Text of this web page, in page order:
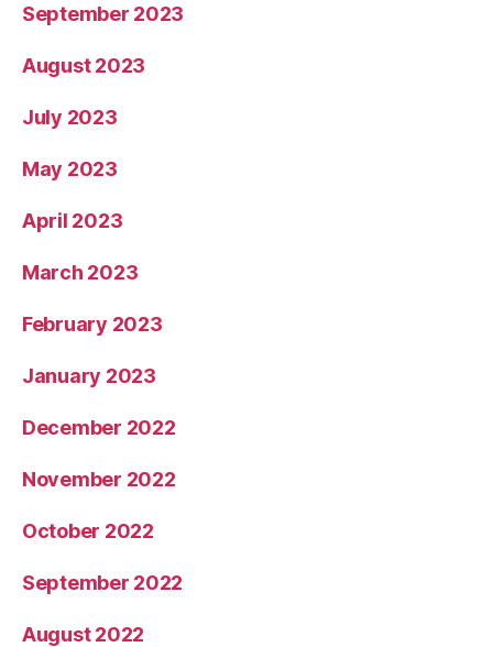
September 2023
August 2023
July 2023
May 2023
April 2023
March 2023
February 2023
January 2023
December 2022
November 2022
October 2022
September 2022
August 2022